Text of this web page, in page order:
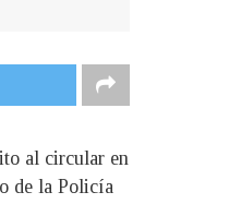
al circular en
de la Policía